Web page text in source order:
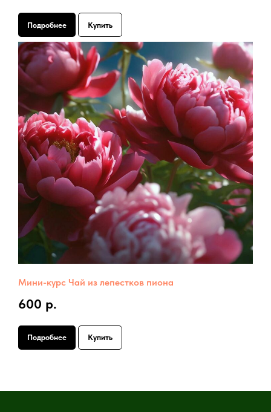
Подробнее Купить
Мини-курс Чай из лепестков пиона
600 р.
Подробнее Купить